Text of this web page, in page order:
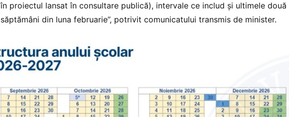
în proiectul lansat în consultare publică), intervale ce includ și ultimele două
săptămâni din luna februarie”, potrivit comunicatului transmis de minister.